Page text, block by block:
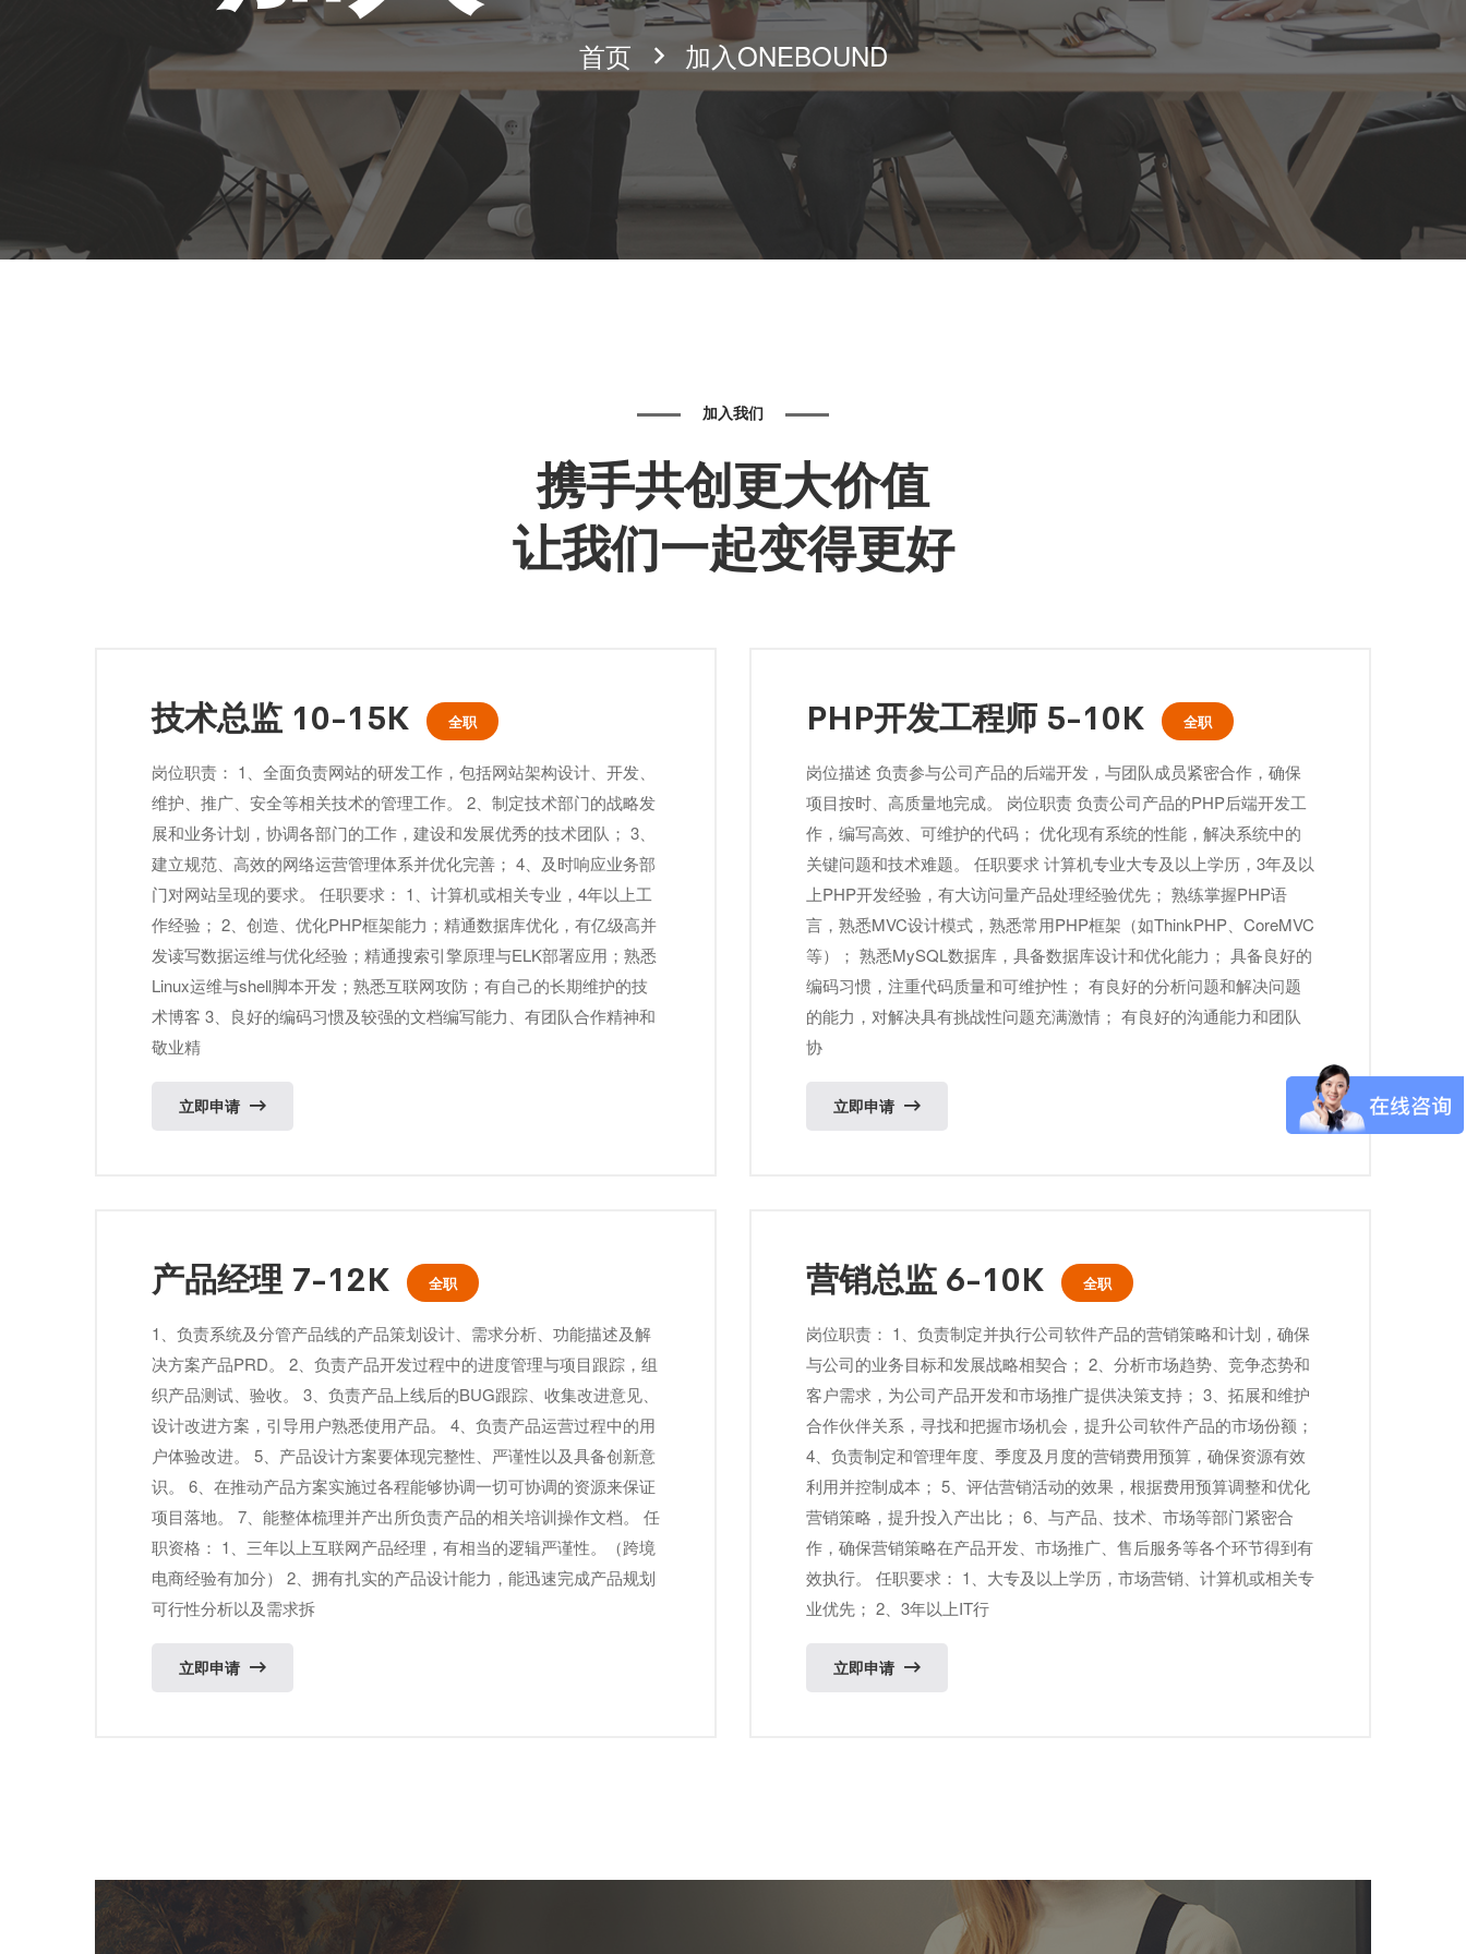
首页 加入ONEBOUND
加入我们
携手共创更大价值
让我们一起变得更好
技术总监 10-15K 全职
岗位职责： 1、全面负责网站的研发工作，包括网站架构设计、开发、
维护、推广、安全等相关技术的管理工作。 2、制定技术部门的战略发
展和业务计划，协调各部门的工作，建设和发展优秀的技术团队； 3、
建立规范、高效的网络运营管理体系并优化完善； 4、及时响应业务部
门对网站呈现的要求。 任职要求： 1、计算机或相关专业，4年以上工
作经验； 2、创造、优化PHP框架能力；精通数据库优化，有亿级高并
发读写数据运维与优化经验；精通搜索引擎原理与ELK部署应用；熟悉
Linux运维与shell脚本开发；熟悉互联网攻防；有自己的长期维护的技
术博客 3、良好的编码习惯及较强的文档编写能力、有团队合作精神和
敬业精
立即申请
PHP开发工程师 5-10K 全职
岗位描述 负责参与公司产品的后端开发，与团队成员紧密合作，确保
项目按时、高质量地完成。 岗位职责 负责公司产品的PHP后端开发工
作，编写高效、可维护的代码； 优化现有系统的性能，解决系统中的
关键问题和技术难题。 任职要求 计算机专业大专及以上学历，3年及以
上PHP开发经验，有大访问量产品处理经验优先； 熟练掌握PHP语
言，熟悉MVC设计模式，熟悉常用PHP框架（如ThinkPHP、CoreMVC
等）； 熟悉MySQL数据库，具备数据库设计和优化能力； 具备良好的
编码习惯，注重代码质量和可维护性； 有良好的分析问题和解决问题
的能力，对解决具有挑战性问题充满激情； 有良好的沟通能力和团队
协
立即申请
产品经理 7-12K 全职
1、负责系统及分管产品线的产品策划设计、需求分析、功能描述及解
决方案产品PRD。 2、负责产品开发过程中的进度管理与项⽬跟踪，组
织产品测试、验收。 3、负责产品上线后的BUG跟踪、收集改进意⻅、
设计改进方案，引导用户熟悉使用产品。 4、负责产品运营过程中的用
户体验改进。 5、产品设计方案要体现完整性、严谨性以及具备创新意
识。 6、在推动产品方案实施过各程能够协调⼀切可协调的资源来保证
项目落地。 7、能整体梳理并产出所负责产品的相关培训操作文档。 任
职资格： 1、三年以上互联网产品经理，有相当的逻辑严谨性。（跨境
电商经验有加分） 2、拥有扎实的产品设计能力，能迅速完成产品规划
可行性分析以及需求拆
立即申请
营销总监 6-10K 全职
岗位职责： 1、负责制定并执行公司软件产品的营销策略和计划，确保
与公司的业务目标和发展战略相契合； 2、分析市场趋势、竞争态势和
客户需求，为公司产品开发和市场推广提供决策支持； 3、拓展和维护
合作伙伴关系，寻找和把握市场机会，提升公司软件产品的市场份额；
4、负责制定和管理年度、季度及月度的营销费用预算，确保资源有效
利用并控制成本； 5、评估营销活动的效果，根据费用预算调整和优化
营销策略，提升投入产出比； 6、与产品、技术、市场等部门紧密合
作，确保营销策略在产品开发、市场推广、售后服务等各个环节得到有
效执行。 任职要求： 1、大专及以上学历，市场营销、计算机或相关专
业优先； 2、3年以上IT行
立即申请